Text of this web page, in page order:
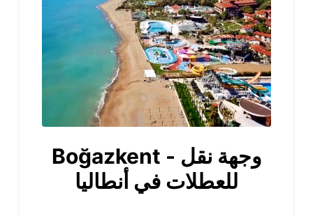
Boğazkent - وجهة نقل
للعطلات في أنطاليا